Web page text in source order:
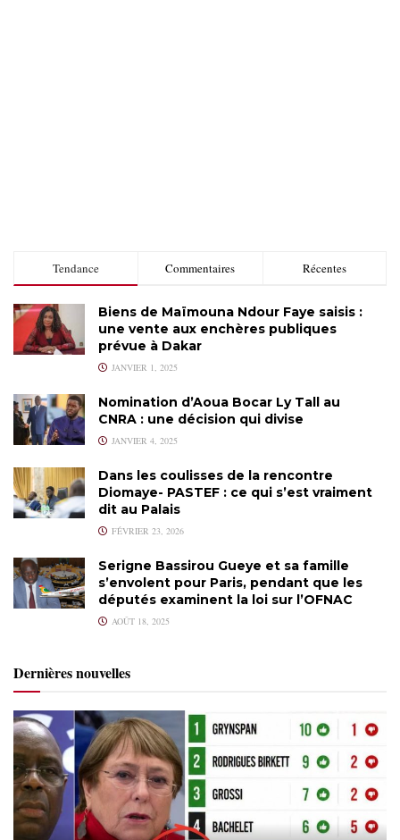
Tendance Commentaires Récentes
Biens de Maïmouna Ndour Faye saisis :
une vente aux enchères publiques
prévue à Dakar
JANVIER 1, 2025
Nomination d’Aoua Bocar Ly Tall au
CNRA : une décision qui divise
JANVIER 4, 2025
Dans les coulisses de la rencontre
Diomaye- PASTEF : ce qui s’est vraiment
dit au Palais
FÉVRIER 23, 2026
Serigne Bassirou Gueye et sa famille
s’envolent pour Paris, pendant que les
députés examinent la loi sur l’OFNAC
AOÛT 18, 2025
Dernières nouvelles